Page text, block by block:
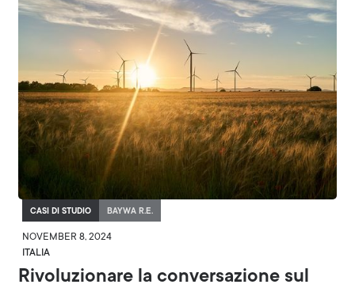
CASI DI STUDIO BAYWA R.E.
NOVEMBER 8, 2024
ITALIA
Rivoluzionare la conversazione sul